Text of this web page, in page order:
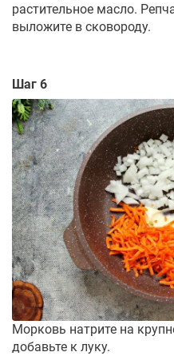
растительное масло.
выложите в сковороду.
Шаг 6
Морковь натрите на
добавьте к луку.